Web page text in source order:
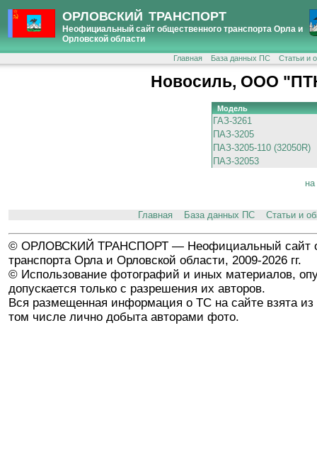
ОРЛОВСКИЙ ТРАНСПОРТ
Неофициальный сайт общественного транспорта Орла и
Орловской области
Главная База данных ПС Статьи и
Новосиль, ООО
Модель
ГАЗ-3261
ПАЗ-3205
ПАЗ-3205-110 (32050R)
ПАЗ-32053
Главная База данных ПС Статьи и
© ОРЛОВСКИЙ ТРАНСПОРТ — Неофициальный сайт
транспорта Орла и Орловской области, 2009-2026 гг.
© Использование фотографий и иных материалов,
допускается только с разрешения их авторов.
Вся размещенная информация о ТС на сайте взята из
том числе лично добыта авторами фото.